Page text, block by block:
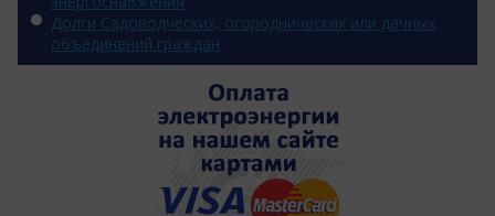
Долги Садоводческих, огороднических или дачных
объединений граждан